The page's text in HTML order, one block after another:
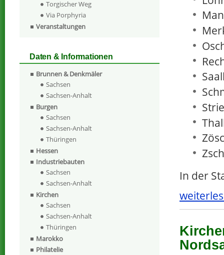
In der
Torgischer Weg
Via Porphyria
Veranstaltungen
Daten & Informationen
Brunnen & Denkmäler
Sachsen
Sachsen-Anhalt
Burgen
Sachsen
Sachsen-Anhalt
Thüringen
Hessen
Industriebauten
Sachsen
Sachsen-Anhalt
Kirchen
Sachsen
Sachsen-Anhalt
Thüringen
Marokko
Philatelie